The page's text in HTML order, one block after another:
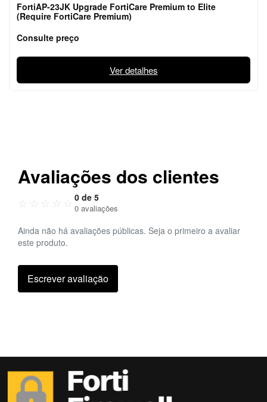
FortiAP-23JK Upgrade FortiCare Premium to Elite
(Require FortiCare Premium)
Consulte preço
Ver detalhes
Avaliações dos clientes
☆ ☆ ☆ ☆ ☆ 0 de 5
0 avaliações
Ainda não há avaliações públicas. Seja o primeiro a avaliar
este produto.
Escrever avaliação